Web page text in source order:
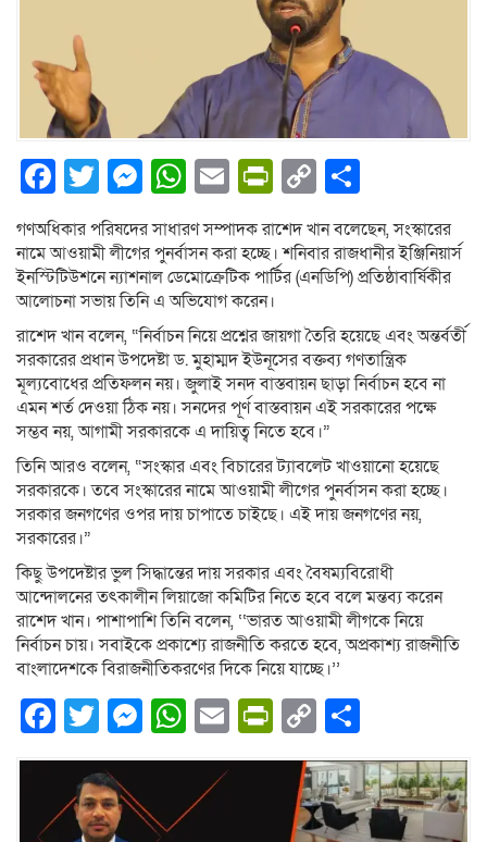
Facebook
Twitter
Messenger
WhatsApp
EmailPrintFriendly
Copy
Link
গণঅধিকার পরিষদের সাধারণ সম্পাদক রাশেদ খান বলেছেন, সংস্কারের
নামে আওয়ামী লীগের পুনর্বাসন করা হচ্ছে। শনিবার রাজধানীর ইঞ্জিনিয়ার্স
ইনস্টিটিউশনে ন্যাশনাল ডেমোক্রেটিক পার্টির (এনডিপি) প্রতিষ্ঠাবার্ষিকীর
আলোচনা সভায় তিনি এ অভিযোগ করেন।
রাশেদ খান বলেন, “নির্বাচন নিয়ে প্রশ্নের জায়গা তৈরি হয়েছে এবং অন্তর্বর্তী
সরকারের প্রধান উপদেষ্টা ড. মুহাম্মদ ইউনূসের বক্তব্য গণতান্ত্রিক
মূল্যবোধের প্রতিফলন নয়। জুলাই সনদ বাস্তবায়ন ছাড়া নির্বাচন হবে না
এমন শর্ত দেওয়া ঠিক নয়। সনদের পূর্ণ বাস্তবায়ন এই সরকারের পক্ষে
সম্ভব নয়, আগামী সরকারকে এ দায়িত্ব নিতে হবে।”
তিনি আরও বলেন, “সংস্কার এবং বিচারের ট্যাবলেট খাওয়ানো হয়েছে
সরকারকে। তবে সংস্কারের নামে আওয়ামী লীগের পুনর্বাসন করা হচ্ছে।
সরকার জনগণের ওপর দায় চাপাতে চাইছে। এই দায় জনগণের নয়,
সরকারের।”
কিছু উপদেষ্টার ভুল সিদ্ধান্তের দায় সরকার এবং বৈষম্যবিরোধী
আন্দোলনের তৎকালীন লিয়াজো কমিটির নিতে হবে বলে মন্তব্য করেন
রাশেদ খান। পাশাপাশি তিনি বলেন, ‘‘ভারত আওয়ামী লীগকে নিয়ে
নির্বাচন চায়। সবাইকে প্রকাশ্যে রাজনীতি করতে হবে, অপ্রকাশ্য রাজনীতি
বাংলাদেশকে বিরাজনীতিকরণের দিকে নিয়ে যাচ্ছে।’’
Facebook
Twitter
Messenger
WhatsApp
EmailPrintFriendly
Copy
Link